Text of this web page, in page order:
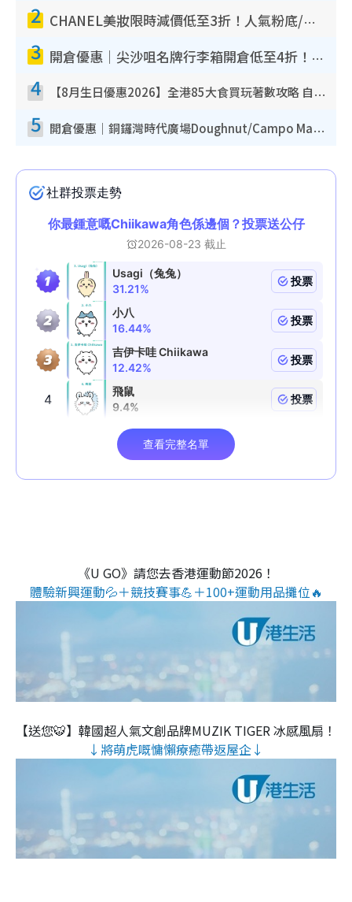
2 CHANEL美妝限時減價低至3折！人氣粉底/唇膏/精華液低至$275！COCO香水都有平
3 開倉優惠｜尖沙咀名牌行李箱開倉低至4折！一連5日 American Tourister/ace./Hallmark $200起！
4 【8月生日優惠2026】全港85大食買玩著數攻略 自助餐/火鍋放題同行免費＋誠品/DONKI送現金券
5 開倉優惠｜銅鑼灣時代廣場Doughnut/Campo Marzio開倉低至1折！背囊、書包、手袋劈價$200起
《U GO》請您去香港運動節2026！
體驗新興運動💦＋競技賽事💪＋100+運動用品攤位🔥
【送您🐯】韓國超人氣文創品牌MUZIK TIGER 冰感風扇！
↓將萌虎嘅慵懶療癒帶返屋企↓